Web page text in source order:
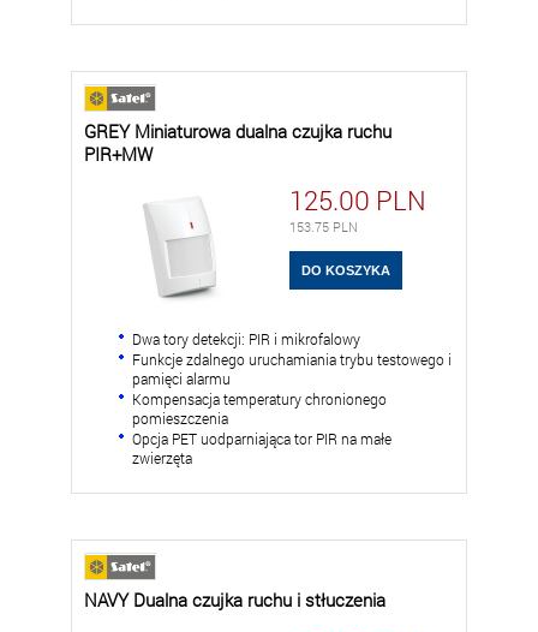
GREY Miniaturowa dualna czujka ruchu
PIR+MW
125.00 PLN
153.75 PLN
Dwa tory detekcji: PIR i mikrofalowy
Funkcje zdalnego uruchamiania trybu testowego i
pamięci alarmu
Kompensacja temperatury chronionego
pomieszczenia
Opcja PET uodparniająca tor PIR na małe
zwierzęta
NAVY Dualna czujka ruchu i stłuczenia